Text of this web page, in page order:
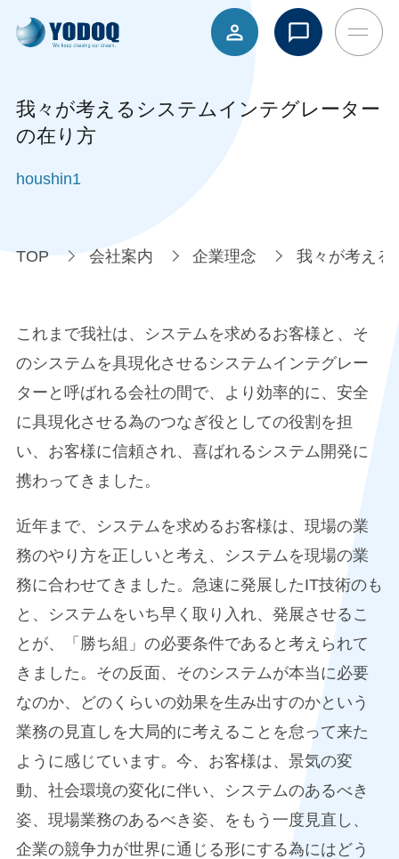
我々が考えるシステムインテグレーター
の在り方
houshin1
TOP 会社案内 企業理念 我々が考える
これまで我社は、システムを求めるお客様と、そ
のシステムを具現化させるシステムインテグレー
ターと呼ばれる会社の間で、より効率的に、安全
に具現化させる為のつなぎ役としての役割を担
い、お客様に信頼され、喜ばれるシステム開発に
携わってきました。
近年まで、システムを求めるお客様は、現場の業
務のやり方を正しいと考え、システムを現場の業
務に合わせてきました。急速に発展したIT技術のも
と、システムをいち早く取り入れ、発展させるこ
とが、「勝ち組」の必要条件であると考えられて
きました。その反面、そのシステムが本当に必要
なのか、どのくらいの効果を生み出すのかという
業務の見直しを大局的に考えることを怠って来た
ように感じています。今、お客様は、景気の変
動、社会環境の変化に伴い、システムのあるべき
姿、現場業務のあるべき姿、をもう一度見直し、
企業の競争力が世界に通じる形にする為にはどう